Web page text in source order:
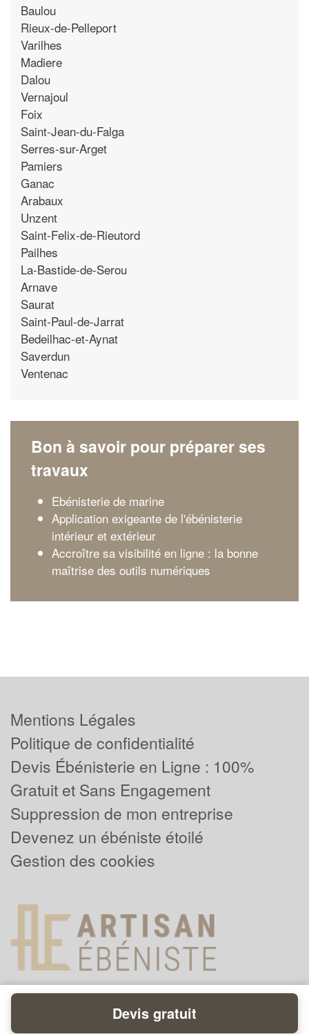
Baulou
Rieux-de-Pelleport
Varilhes
Madiere
Dalou
Vernajoul
Foix
Saint-Jean-du-Falga
Serres-sur-Arget
Pamiers
Ganac
Arabaux
Unzent
Saint-Felix-de-Rieutord
Pailhes
La-Bastide-de-Serou
Arnave
Saurat
Saint-Paul-de-Jarrat
Bedeilhac-et-Aynat
Saverdun
Ventenac
Bon à savoir pour préparer ses
travaux
Ebénisterie de marine
Application exigeante de l'ébénisterie
intérieur et extérieur
Accroître sa visibilité en ligne : la bonne
maîtrise des outils numériques
Mentions Légales
Politique de confidentialité
Devis Ébénisterie en Ligne : 100%
Gratuit et Sans Engagement
Suppression de mon entreprise
Devenez un ébéniste étoilé
Gestion des cookies
Powered byPlus que pro
Devis gratuit